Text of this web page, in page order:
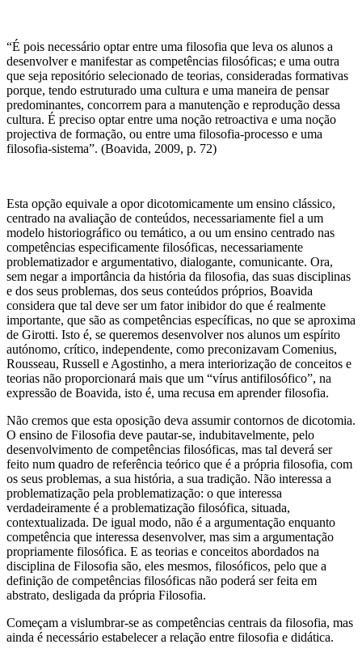
“É pois necessário optar entre uma filosofia que leva os alunos a
desenvolver e manifestar as competências filosóficas; e uma outra
que seja repositório selecionado de teorias, consideradas formativas
porque, tendo estruturado uma cultura e uma maneira de pensar
predominantes, concorrem para a manutenção e reprodução dessa
cultura. É preciso optar entre uma noção retroactiva e uma noção
projectiva de formação, ou entre uma filosofia-processo e uma
filosofia-sistema”. (Boavida, 2009, p. 72)
Esta opção equivale a opor dicotomicamente um ensino clássico,
centrado na avaliação de conteúdos, necessariamente fiel a um
modelo historiográfico ou temático, a ou um ensino centrado nas
competências especificamente filosóficas, necessariamente
problematizador e argumentativo, dialogante, comunicante. Ora,
sem negar a importância da história da filosofia, das suas disciplinas
e dos seus problemas, dos seus conteúdos próprios, Boavida
considera que tal deve ser um fator inibidor do que é realmente
importante, que são as competências específicas, no que se aproxima
de Girotti. Isto é, se queremos desenvolver nos alunos um espírito
autónomo, crítico, independente, como preconizavam Comenius,
Rousseau, Russell e Agostinho, a mera interiorização de conceitos e
teorias não proporcionará mais que um “vírus antifilosófico”, na
expressão de Boavida, isto é, uma recusa em aprender filosofia.
Não cremos que esta oposição deva assumir contornos de dicotomia.
O ensino de Filosofia deve pautar-se, indubitavelmente, pelo
desenvolvimento de competências filosóficas, mas tal deverá ser
feito num quadro de referência teórico que é a própria filosofia, com
os seus problemas, a sua história, a sua tradição. Não interessa a
problematização pela problematização: o que interessa
verdadeiramente é a problematização filosófica, situada,
contextualizada. De igual modo, não é a argumentação enquanto
competência que interessa desenvolver, mas sim a argumentação
propriamente filosófica. E as teorias e conceitos abordados na
disciplina de Filosofia são, eles mesmos, filosóficos, pelo que a
definição de competências filosóficas não poderá ser feita em
abstrato, desligada da própria Filosofia.
Começam a vislumbrar-se as competências centrais da filosofia, mas
ainda é necessário estabelecer a relação entre filosofia e didática.